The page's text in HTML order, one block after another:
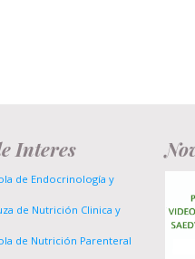
Interes
de Endocrinología y
de Nutrición Clinica y
de Nutrición Parenteral